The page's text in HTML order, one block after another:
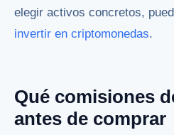
elegir activos concretos,
invertir en criptomonedas.
Qué comisiones
antes de comprar